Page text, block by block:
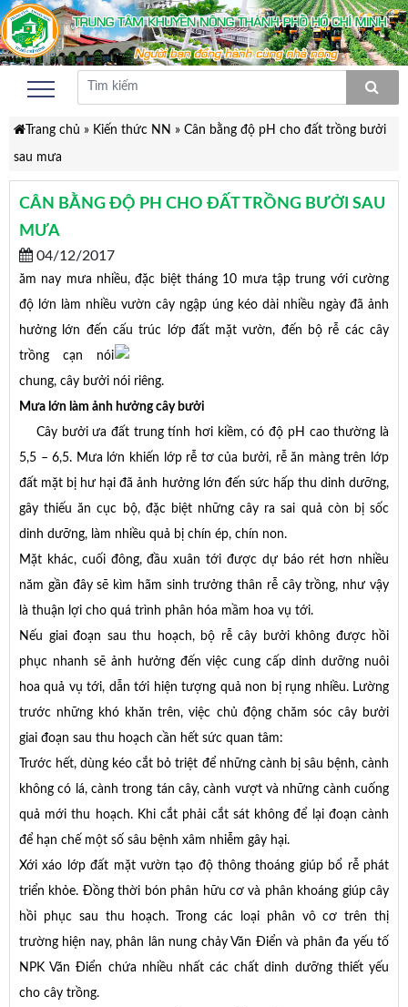
Trang chủ » Kiến thức NN » Cân bằng độ pH cho đất trồng bưởi
sau mưa
CÂN BẰNG ĐỘ PH CHO ĐẤT TRỒNG BƯỞI SAU
MƯA
04/12/2017
ăm nay mưa nhiều, đặc biệt tháng 10 mưa tập trung với cường
độ lớn làm nhiều vườn cây ngập úng kéo dài nhiều ngày đã ảnh
hưởng lớn đến cấu trúc lớp đất mặt vườn, đến bộ rễ các cây
trồng cạn nói
chung, cây bưởi nói riêng.
Mưa lớn làm ảnh hưởng cây bưởi
Cây bưởi ưa đất trung tính hơi kiềm, có độ pH cao thường là
5,5 – 6,5. Mưa lớn khiến lớp rễ tơ của bưởi, rễ ăn màng trên lớp
đất mặt bị hư hại đã ảnh hưởng lớn đến sức hấp thu dinh dưỡng,
gây thiếu ăn cục bộ, đặc biệt những cây ra sai quả còn bị sốc
dinh dưỡng, làm nhiều quả bị chín ép, chín non.
Mặt khác, cuối đông, đầu xuân tới được dự báo rét hơn nhiều
năm gần đây sẽ kìm hãm sinh trưởng thân rễ cây trồng, như vậy
là thuận lợi cho quá trình phân hóa mầm hoa vụ tới.
Nếu giai đoạn sau thu hoạch, bộ rễ cây bưởi không được hồi
phục nhanh sẽ ảnh hưởng đến việc cung cấp dinh dưỡng nuôi
hoa quả vụ tới, dẫn tới hiện tượng quả non bị rụng nhiều. Lường
trước những khó khăn trên, việc chủ động chăm sóc cây bưởi
giai đoạn sau thu hoạch cần hết sức quan tâm:
Trước hết, dùng kéo cắt bỏ triệt để những cành bị sâu bệnh, cành
không có lá, cành trong tán cây, cành vượt và những cành cuống
quả mới thu hoạch. Khi cắt phải cắt sát không để lại đoạn cành
để hạn chế một số sâu bệnh xâm nhiễm gây hại.
Xới xáo lớp đất mặt vườn tạo độ thông thoáng giúp bổ rễ phát
triển khỏe. Đồng thời bón phân hữu cơ và phân khoáng giúp cây
hồi phục sau thu hoạch. Trong các loại phân vô cơ trên thị
trường hiện nay, phân lân nung chảy Văn Điển và phân đa yếu tố
NPK Văn Điển chứa nhiều nhất các chất dinh dưỡng thiết yếu
cho cây trồng.